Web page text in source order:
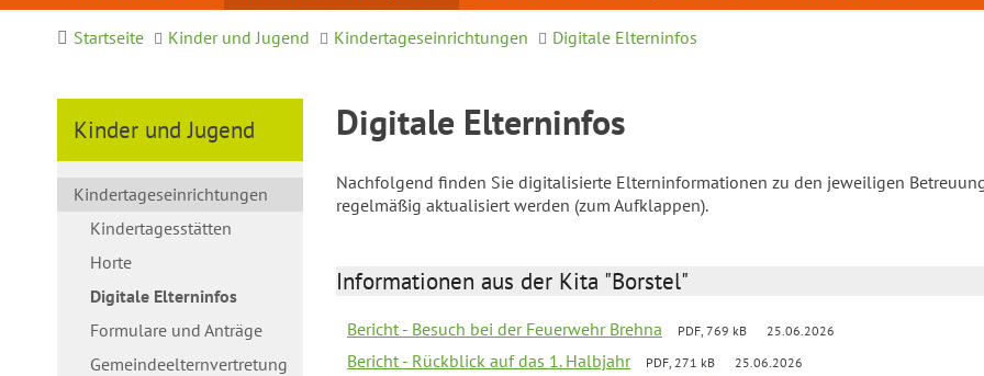
Startseite Kinder und Jugend Kindertageseinrichtungen Digitale Elterninfos
Kinder und Jugend
Kindertageseinrichtungen
Kindertagesstätten
Horte
Digitale Elterninfos
Formulare und Anträge
Gemeindeelternvertretung
Digitale Elterninfos
Nachfolgend finden Sie digitalisierte Elterninformationen zu den jeweiligen
regelmäßig aktualisiert werden (zum Aufklappen).
Informationen aus der Kita "Borstel"
Bericht - Besuch bei der Feuerwehr Brehna PDF, 769 kB 25.06.2026
Bericht - Rückblick auf das 1. Halbjahr PDF, 271 kB 25.06.2026